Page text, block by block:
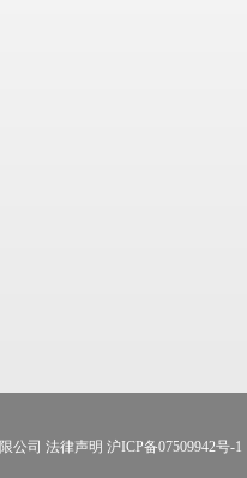
公司 法律声明 沪ICP备07509942号-1